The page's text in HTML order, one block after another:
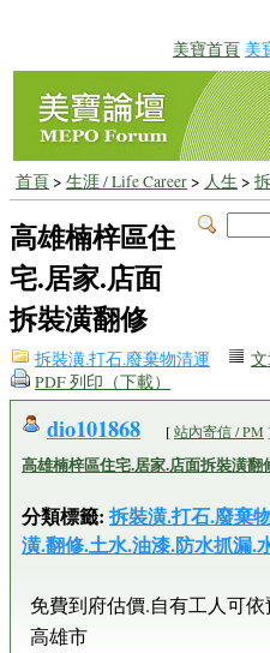
美寶首頁 美
首頁> 生涯 / Life Career> 人生 >
高雄楠梓區住
宅.居家.店面
拆裝潢翻修
拆裝潢.打石.廢棄物清運
PDF 列印（下載）
dio101868 [站內寄信 / PM ]
高雄楠梓區住宅.居家.店面拆裝潢翻
分類標籤: 拆裝潢.打石.廢棄
潢.翻修.土水.油漆.防水抓漏.
免費到府估價.自有工人可
高雄市